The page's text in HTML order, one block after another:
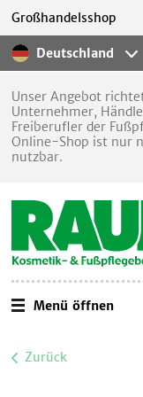
Deutschland
Großhandelsshop
Unser Angebot
Unternehmer,
Freiberufler der
Online-Shop ist nur
nutzbar.
Menü öffnen
Zurück